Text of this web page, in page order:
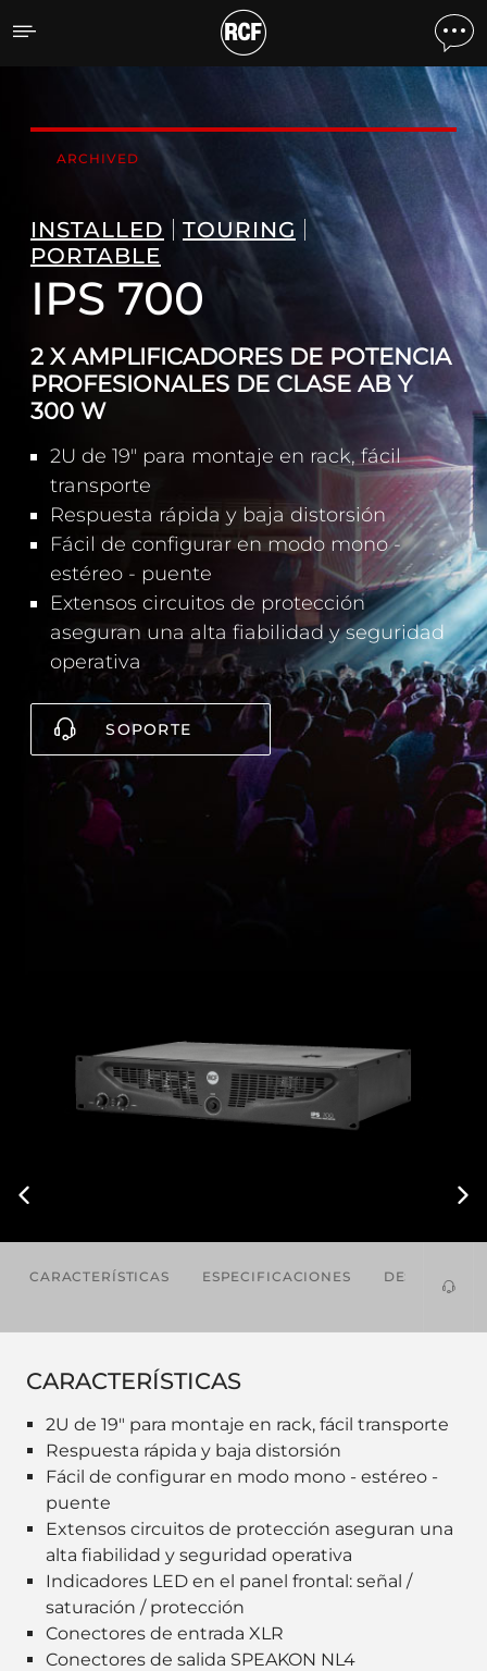
IPS 700 2 X
ARCHIVED
INSTALLED
TOURING
PORTABLE
IPS 700
2 X AMPLIFICADORES DE POTENCIA
PROFESIONALES DE CLASE AB Y
300 W
2U de 19" para montaje en rack, fácil
transporte
Respuesta rápida y baja distorsión
Fácil de configurar en modo mono -
estéreo - puente
Extensos circuitos de protección
aseguran una alta fiabilidad y seguridad
operativa
SOPORTE
CARACTERÍSTICAS ESPECIFICACIONES DESCARGAS
CARACTERÍSTICAS
2U de 19" para montaje en rack, fácil transporte
Respuesta rápida y baja distorsión
Fácil de configurar en modo mono - estéreo -
puente
Extensos circuitos de protección aseguran una
alta fiabilidad y seguridad operativa
Indicadores LED en el panel frontal: señal /
saturación / protección
Conectores de entrada XLR
Conectores de salida SPEAKON NL4